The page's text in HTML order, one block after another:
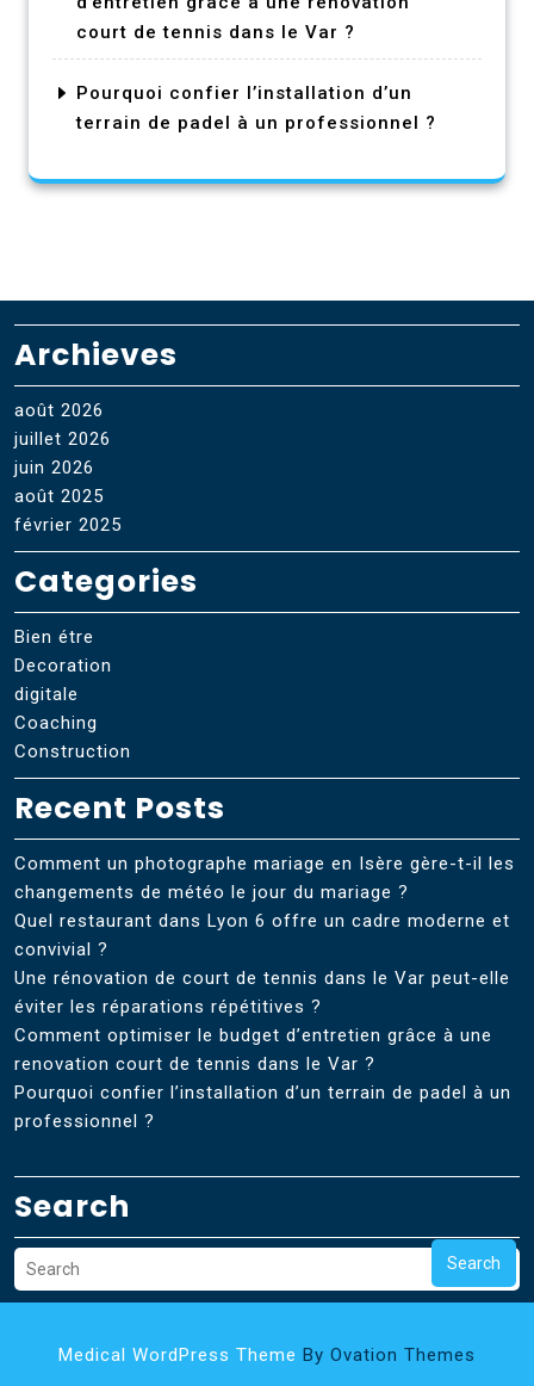
court de tennis dans le Var ?
Pourquoi confier l’installation d’un
terrain de padel à un professionnel ?
Archieves
août 2026
juillet 2026
juin 2026
août 2025
février 2025
Categories
Bien étre
Decoration
digitale
Coaching
Construction
Recent Posts
Comment un photographe mariage en Isère gère-t-il les
changements de météo le jour du mariage ?
Quel restaurant dans Lyon 6 offre un cadre moderne et
convivial ?
Une rénovation de court de tennis dans le Var peut-elle
éviter les réparations répétitives ?
Comment optimiser le budget d’entretien grâce à une
renovation court de tennis dans le Var ?
Pourquoi confier l’installation d’un terrain de padel à un
professionnel ?
Search
Search
Medical WordPress Theme By Ovation Themes